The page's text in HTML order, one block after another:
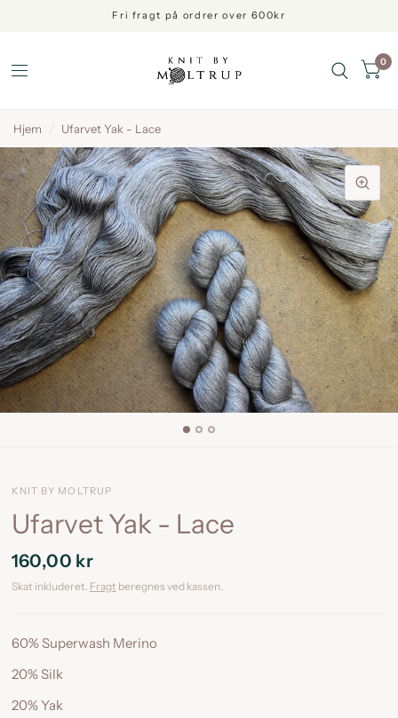
Fri fragt på ordrer over 600kr
0
Hjem / Ufarvet Yak - Lace
KNIT BY MOLTRUP
Ufarvet Yak - Lace
160,00 kr
Skat inkluderet. Fragt beregnes ved kassen.
60% Superwash Merino
20% Silk
20% Yak